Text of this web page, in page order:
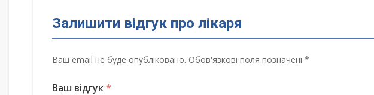
Залишити відгук про лікаря
Ваш email не буде опубліковано. Обов'язкові поля позначені *
Ваш відгук*